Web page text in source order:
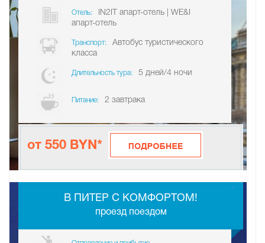
Отель:
IN2IT апарт-отель | WE&I
апарт-отель
Транспорт:
Автобус туристического
класса
Длительность тура: 5 дней/4 ночи
Питание: 2 завтрака
от 550 BYN*
В ПИТЕР С КОМФОРТОМ!
проезд поездом
-